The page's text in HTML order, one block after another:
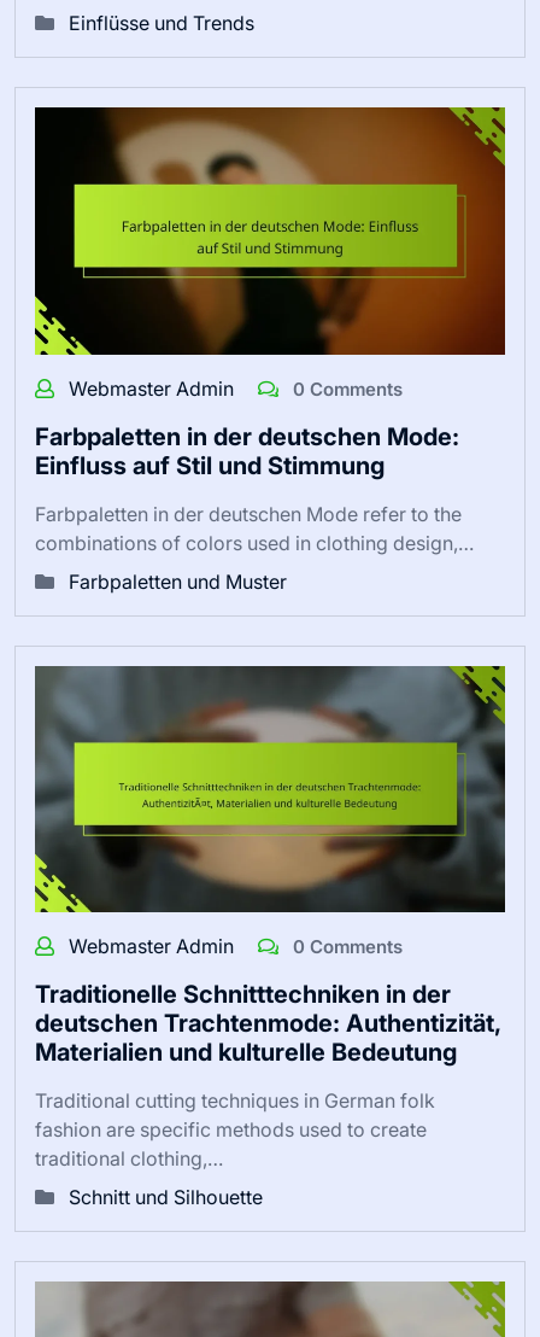
Einflüsse und Trends
Webmaster Admin 0 Comments
Farbpaletten in der deutschen Mode:
Einfluss auf Stil und Stimmung
Farbpaletten in der deutschen Mode refer to the
combinations of colors used in clothing design,…
Farbpaletten und Muster
Webmaster Admin 0 Comments
Traditionelle Schnitttechniken in der
deutschen Trachtenmode: Authentizität,
Materialien und kulturelle Bedeutung
Traditional cutting techniques in German folk
fashion are specific methods used to create
traditional clothing,…
Schnitt und Silhouette